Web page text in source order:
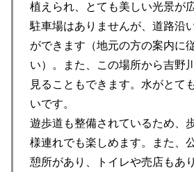
植えられ、とても美しい光景が
駐車場はありませんが、道路沿
ができます（地元の方の案内に
い）。また、この場所から吉野
見ることもできます。水がとて
いです。
遊歩道も整備されているため、
様連れでも楽しめます。また、
憩所があり、トイレや売店もあ